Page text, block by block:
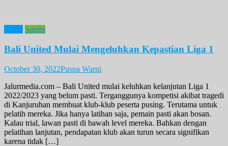
Sports
Bali United Mulai Mengeluhkan Kepastian Liga 1
October 30, 2022Puspa Warni
Jalurmedia.com – Bali United mulai keluhkan kelanjutan Liga 1
2022/2023 yang belum pasti. Terganggunya kompetisi akibat tragedi
di Kanjuruhan membuat klub-klub peserta pusing. Terutama untuk
pelatih mereka. Jika hanya latihan saja, pemain pasti akan bosan.
Kalau trial, lawan pasti di bawah level mereka. Bahkan dengan
pelatihan lanjutan, pendapatan klub akan turun secara signifikan
karena tidak […]